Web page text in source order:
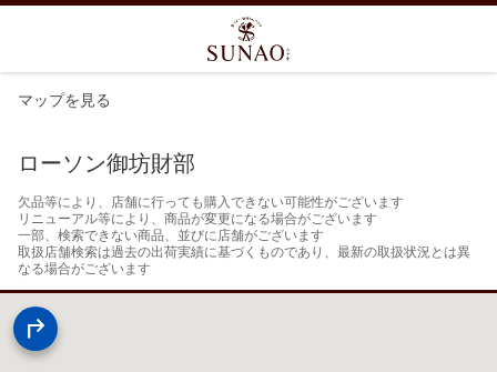
マップを見る
ローソン御坊財部
欠品等により、店舗に行っても購入できない可能性がございます
リニューアル等により、商品が変更になる場合がございます
一部、検索できない商品、並びに店舗がございます
取扱店舗検索は過去の出荷実績に基づくものであり、最新の取扱状況とは異
なる場合がございます